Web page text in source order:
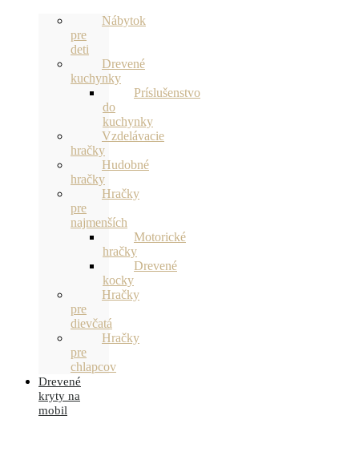
Nábytok
pre
deti
Drevené
kuchynky
Príslušenstvo
do
kuchynky
Vzdelávacie
hračky
Hudobné
hračky
Hračky
pre
najmenších
Motorické
hračky
Drevené
kocky
Hračky
pre
dievčatá
Hračky
pre
chlapcov
Drevené
kryty na
mobil